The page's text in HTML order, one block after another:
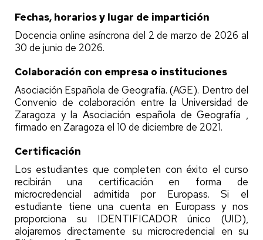
Fechas, horarios y lugar de impartición
Docencia online asíncrona del 2 de marzo de 2026 al
30 de junio de 2026.
Colaboración con empresa o instituciones
Asociación Española de Geografía. (AGE). Dentro del
Convenio de colaboración entre la Universidad de
Zaragoza y la Asociación española de Geografía ,
firmado en Zaragoza el 10 de diciembre de 2021.
Certificación
Los estudiantes que completen con éxito el curso
recibirán una certificación en forma de
microcredencial admitida por Europass. Si el
estudiante tiene una cuenta en Europass y nos
proporciona su IDENTIFICADOR único (UID),
alojaremos directamente su microcredencial en su